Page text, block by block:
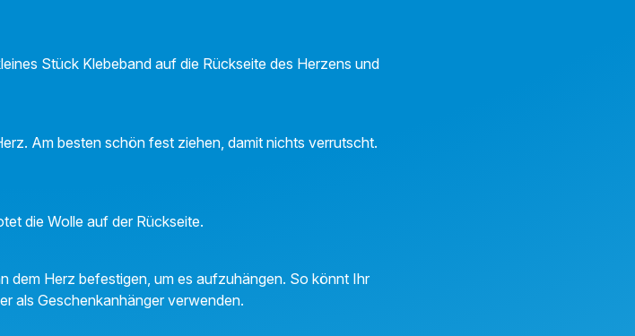
Stück Klebeband auf die Rückseite des Herzens und
Am besten schön fest ziehen, damit nichts verrutscht.
die Wolle auf der Rückseite.
dem Herz befestigen, um es aufzuhängen. So könnt Ihr
als Geschenkanhänger verwenden.